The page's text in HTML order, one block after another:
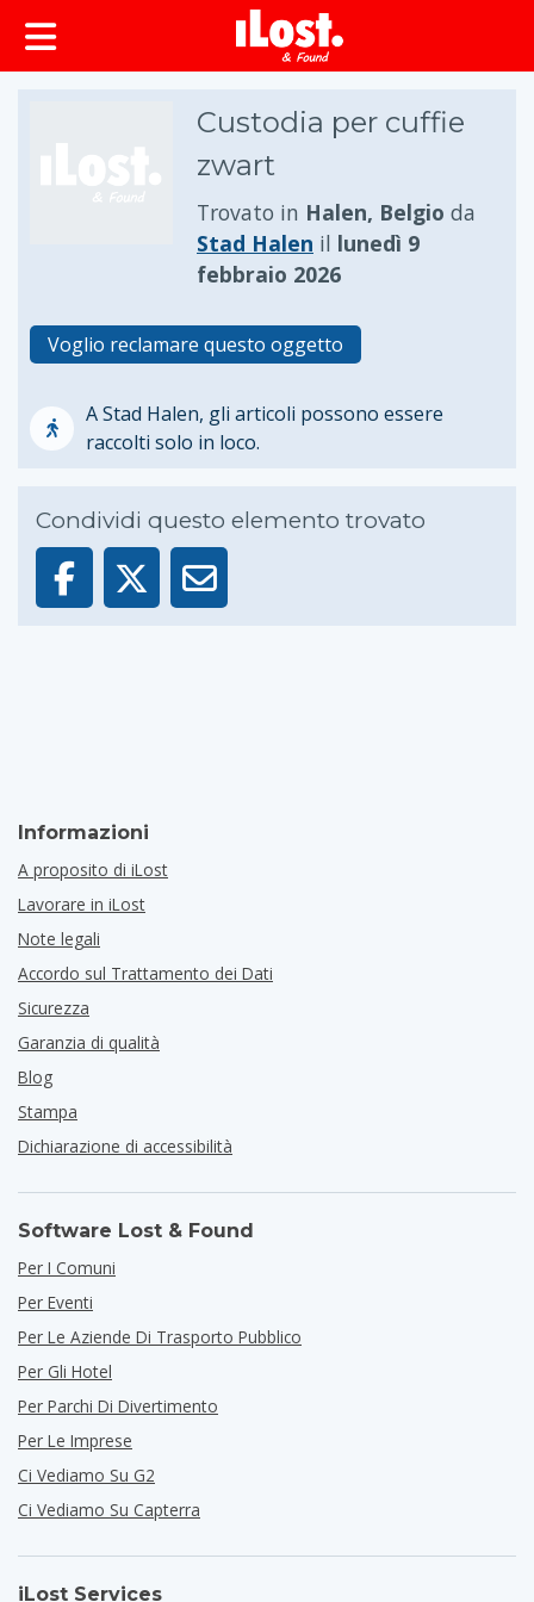
principale
Custodia per cuffie
zwart
Trovato in Halen, Belgio da
Stad Halen il lunedì 9
febbraio 2026
Voglio reclamare questo oggetto
A Stad Halen, gli articoli possono essere
raccolti solo in loco.
Condividi questo elemento trovato
Informazioni
A proposito di iLost
Lavorare in iLost
Note legali
Accordo sul Trattamento dei Dati
Sicurezza
Garanzia di qualità
Blog
Stampa
Dichiarazione di accessibilità
Software Lost & Found
Per I Comuni
Per Eventi
Per Le Aziende Di Trasporto Pubblico
Per Gli Hotel
Per Parchi Di Divertimento
Per Le Imprese
Ci Vediamo Su G2
Ci Vediamo Su Capterra
iLost Services